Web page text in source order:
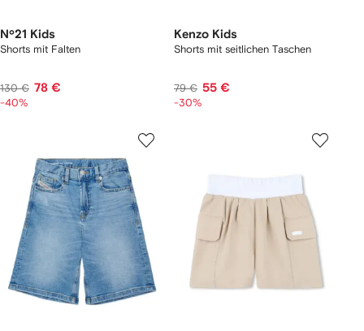
Nº21 Kids
Shorts mit Falten
130 € 78 €
-40%
Kenzo Kids
Shorts mit seitlichen Taschen
79 € 55 €
-30%